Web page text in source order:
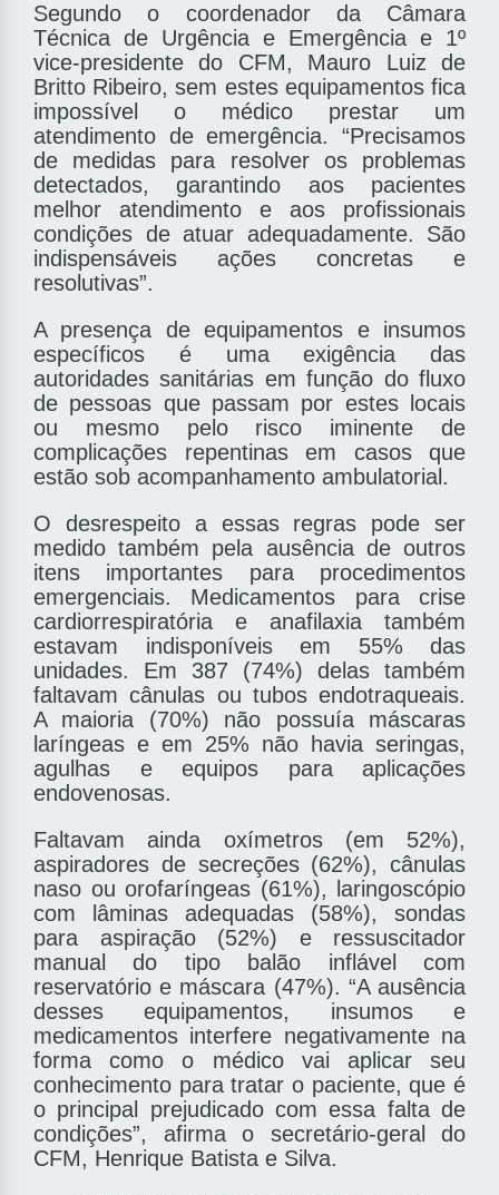
Segundo o coordenador da Câmara
Técnica de Urgência e Emergência e 1º
vice-presidente do CFM, Mauro Luiz de
Britto Ribeiro, sem estes equipamentos fica
impossível o médico prestar um
atendimento de emergência. “Precisamos
de medidas para resolver os problemas
detectados, garantindo aos pacientes
melhor atendimento e aos profissionais
condições de atuar adequadamente. São
indispensáveis ações concretas e
resolutivas”.
A presença de equipamentos e insumos
específicos é uma exigência das
autoridades sanitárias em função do fluxo
de pessoas que passam por estes locais
ou mesmo pelo risco iminente de
complicações repentinas em casos que
estão sob acompanhamento ambulatorial.
O desrespeito a essas regras pode ser
medido também pela ausência de outros
itens importantes para procedimentos
emergenciais. Medicamentos para crise
cardiorrespiratória e anafilaxia também
estavam indisponíveis em 55% das
unidades. Em 387 (74%) delas também
faltavam cânulas ou tubos endotraqueais.
A maioria (70%) não possuía máscaras
laríngeas e em 25% não havia seringas,
agulhas e equipos para aplicações
endovenosas.
Faltavam ainda oxímetros (em 52%),
aspiradores de secreções (62%), cânulas
naso ou orofaríngeas (61%), laringoscópio
com lâminas adequadas (58%), sondas
para aspiração (52%) e ressuscitador
manual do tipo balão inflável com
reservatório e máscara (47%). “A ausência
desses equipamentos, insumos e
medicamentos interfere negativamente na
forma como o médico vai aplicar seu
conhecimento para tratar o paciente, que é
o principal prejudicado com essa falta de
condições”, afirma o secretário-geral do
CFM, Henrique Batista e Silva.